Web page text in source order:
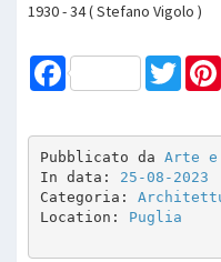
1930 - 34 ( Stefano Vigolo )
Facebook
Pubblicato da Arte
In data: 25-08-2023
Categoria:
Location: Puglia